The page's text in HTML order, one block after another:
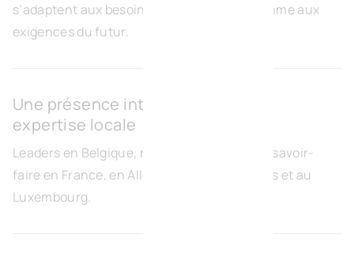
s’adaptent aux besoins des entreprises comme aux
exigences du futur.
Une présence internationale, une
expertise locale
Leaders en Belgique, nous déployons notre savoir-
faire en France, en Allemagne, aux Pays-Bas et au
Luxembourg.